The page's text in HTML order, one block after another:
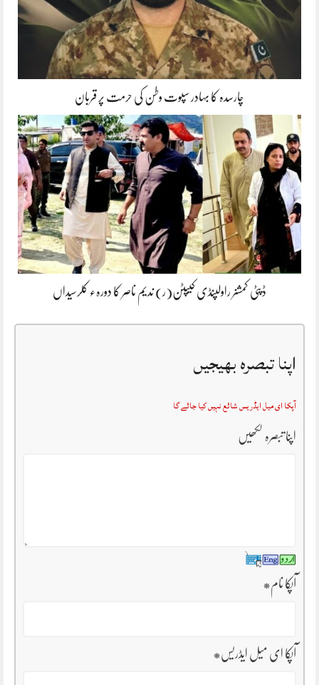
چارسدہ کا بہادر سپوت وطن کی حرمت پر قربان
ڈپٹی کمشنر راولپنڈی کیپٹن(ر) ندیم ناصر کا دورہء کلرسیداں
اپنا تبصرہ بھیجیں
آپکا ای میل ایڈریس شائع نہیں کیا جائے گا
اپنا تبصرہ لکھیں
آپکا نام*
آپکا ای میل ایڈریس*